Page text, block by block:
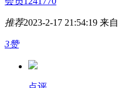
推荐2023-2-17 21:54:19 来自
3赞